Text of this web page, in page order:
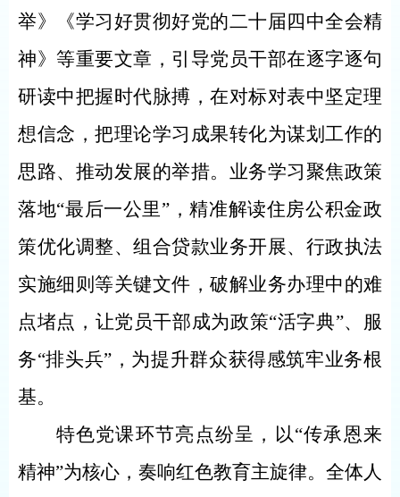
举》《学习好贯彻好党的二十届四中全会精
神》等重要文章，引导党员干部在逐字逐句
研读中把握时代脉搏，在对标对表中坚定理
想信念，把理论学习成果转化为谋划工作的
思路、推动发展的举措。业务学习聚焦政策
落地“最后一公里”，精准解读住房公积金政
策优化调整、组合贷款业务开展、行政执法
实施细则等关键文件，破解业务办理中的难
点堵点，让党员干部成为政策“活字典”、服
务“排头兵”，为提升群众获得感筑牢业务根
基。
特色党课环节亮点纷呈，以“传承恩来
精神”为核心，奏响红色教育主旋律。全体人